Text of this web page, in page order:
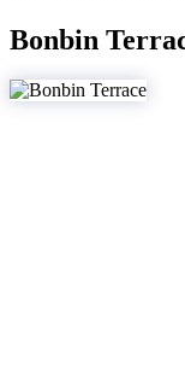
Bonbin